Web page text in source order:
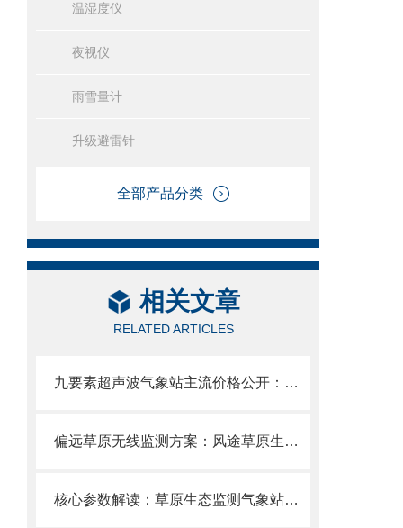
温湿度仪
夜视仪
雨雪量计
升级避雷针
全部产品分类
相关文章
RELATED ARTICLES
九要素超声波气象站主流价格公开：含九要素一体式传感器+云平台全套配置。
偏远草原无线监测方案：风途草原生态气象站——无需拉电铺缆。
核心参数解读：草原生态监测气象站的传感器精度、供电与传输方案